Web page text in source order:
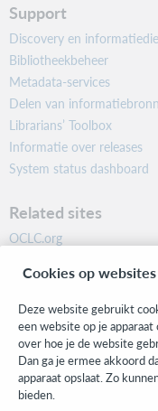
Support
Discovery en
Bibliotheekbeheer
Metadata-services
Delen van
Librarians’ Toolbox
Informatie over releases
System status dashboard
Related sites
OCLC.org
Community
Research
WebJunction
Developer Network
Stay in the know.
Cookies op
Deze website gebruikt
een website op je
over hoe je de website
Dan ga je ermee akkoord
apparaat opslaat. Zo
bieden.